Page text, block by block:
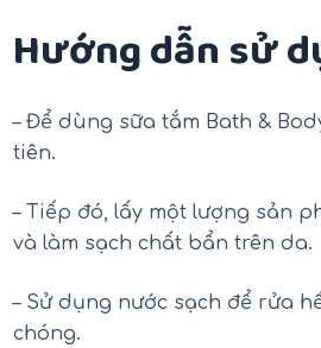
Hướng dẫn sử
– Để dùng sữa tắm Bath &
tiên.
– Tiếp đó, lấy một lượng sản
và làm sạch chất bẩn trên da.
– Sử dụng nước sạch để rửa
chóng.